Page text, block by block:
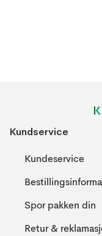
Kundservice
Kundeservice
Spor pakken din
Retur &